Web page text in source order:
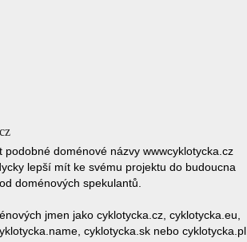
doménové názvy wwwcyklotycka.cz
lepší mít ke svému projektu do budoucna
doménových spekulantů.
jmen jako cyklotycka.cz, cyklotycka.eu,
cyklotycka.sk nebo cyklotycka.pl.